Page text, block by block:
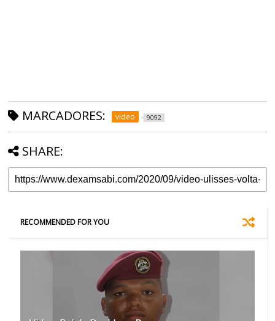
MARCADORES: video 9092
SHARE:
RECOMMENDED FOR YOU